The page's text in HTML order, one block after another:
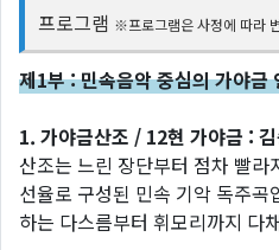
프로그램 ※프로그램은 사정에 따라
제1부 : 민속음악 중심의 가야금
1. 가야금산조 / 12현 가야금 :
산조는 느린 장단부터 점차 빨
선율로 구성된 민속 기악 독주
하는 다스름부터 휘모리까지 다